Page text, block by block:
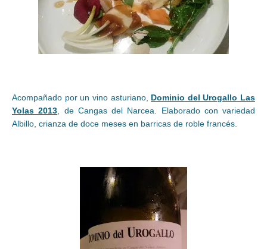
Acompañado por un vino asturiano, Dominio del Urogallo Las
Yolas 2013 , de Cangas del Narcea. Elaborado con variedad
Albillo, crianza de doce meses en barricas de roble francés.